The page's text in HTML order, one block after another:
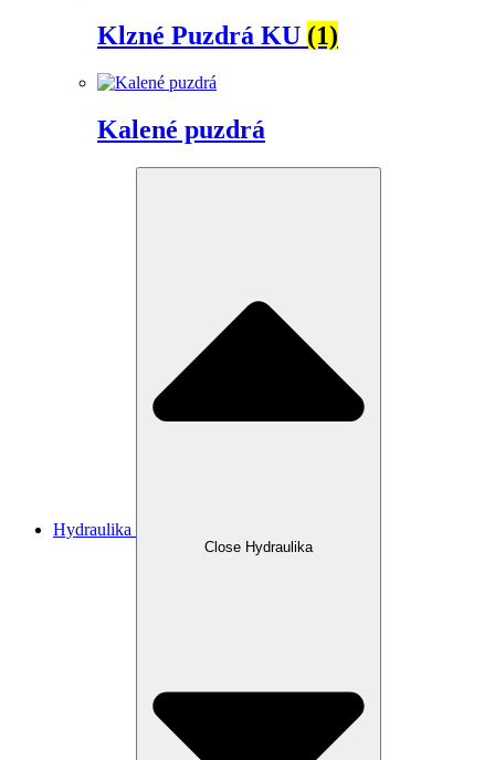
Klzné Puzdrá KU (1)
Kalené puzdrá
Hydraulika
Close Hydraulika